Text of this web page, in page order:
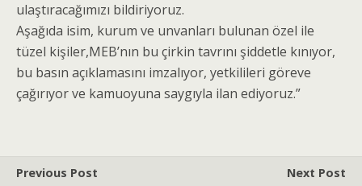
ulaştıracağımızı bildiriyoruz.
Aşağıda isim, kurum ve unvanları bulunan özel ile
tüzel kişiler,MEB’nın bu çirkin tavrını şiddetle kınıyor,
bu basın açıklamasını imzalıyor, yetkilileri göreve
çağırıyor ve kamuoyuna saygıyla ilan ediyoruz.”
Previous Post
Next Post